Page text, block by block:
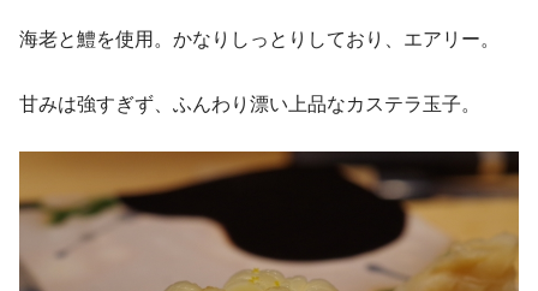
海老と鱧を使用。かなりしっとりしており、エアリー。
甘みは強すぎず、ふんわり漂い上品なカステラ玉子。